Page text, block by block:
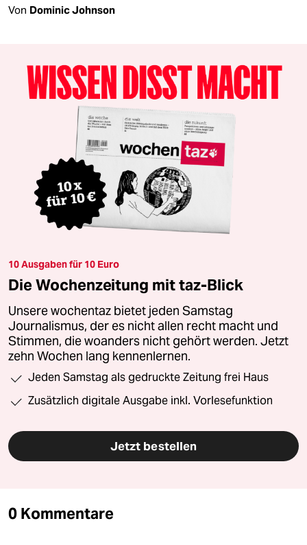
Von Dominic Johnson
10 Ausgaben für 10 Euro
Die Wochenzeitung mit taz-Blick
Unsere wochentaz bietet jeden Samstag
Journalismus, der es nicht allen recht macht und
Stimmen, die woanders nicht gehört werden. Jetzt
zehn Wochen lang kennenlernen.
Jeden Samstag als gedruckte Zeitung frei Haus
Zusätzlich digitale Ausgabe inkl. Vorlesefunktion
Jetzt bestellen
0 Kommentare